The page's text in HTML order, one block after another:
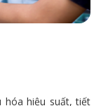
hóa hiệu suất, tiết